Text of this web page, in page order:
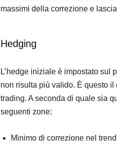
massimi della correzione e
Hedging
L’hedge iniziale è impostato sul
non risulta più valido. È questo
trading. A seconda di quale sia
seguenti zone:
Minimo di correzione nel trend